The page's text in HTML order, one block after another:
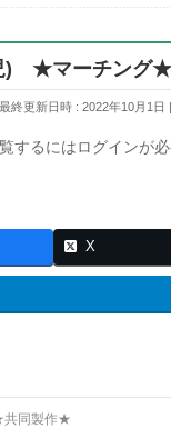
) ★マーチング★
最終更新日時 : 2022年10月1日
するにはログインが
X
同製作★